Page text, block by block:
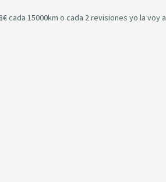
cada 15000km o cada 2 revisiones yo la voy a